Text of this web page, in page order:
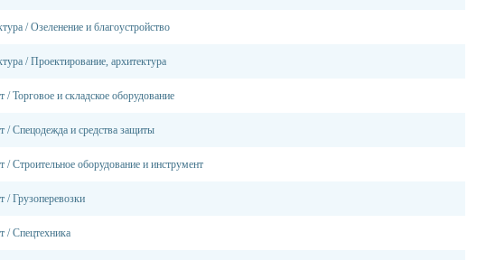
/Озеленение и благоустройство
/Проектирование, архитектура
/Торговое и складское оборудование
/Спецодежда и средства защиты
/Строительное оборудование и инструмент
/Грузоперевозки
/Спецтехника